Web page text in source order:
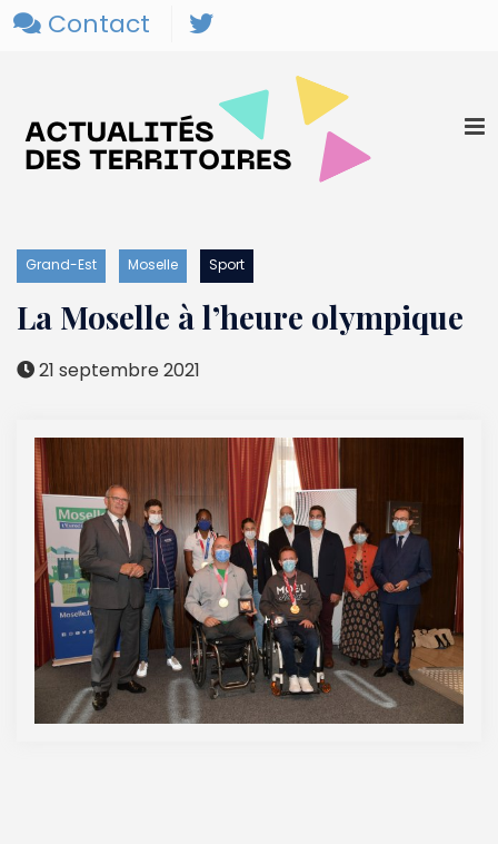
Contact
Grand-Est Moselle Sport
La Moselle à l’heure olympique
21 septembre 2021